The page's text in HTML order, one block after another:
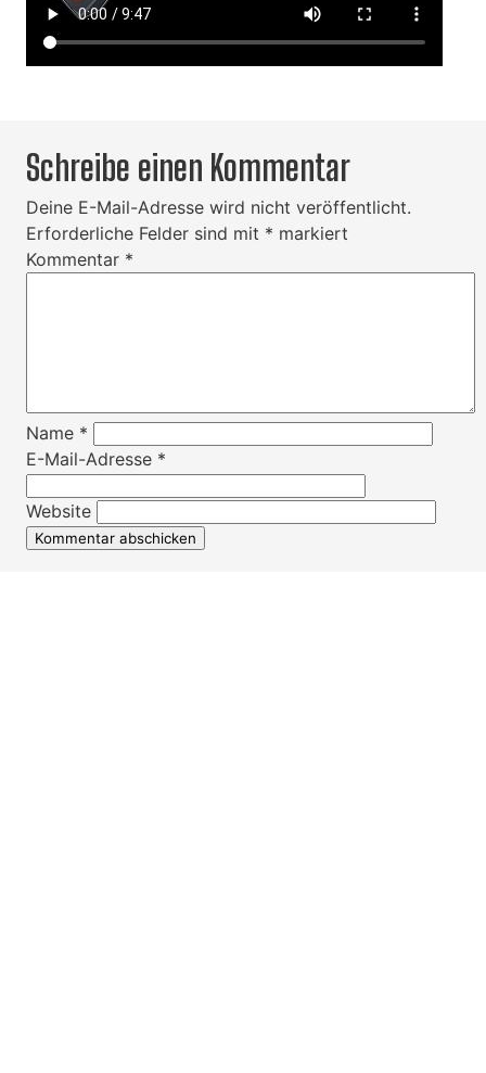
Schreibe einen Kommentar
Deine E-Mail-Adresse wird nicht veröffentlicht.
Erforderliche Felder sind mit * markiert
Kommentar *
Name *
E-Mail-Adresse *
Website